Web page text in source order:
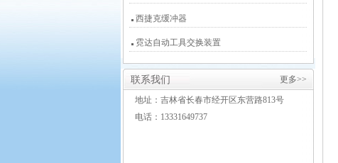
西捷克缓冲器
霓达自动工具交换装置
联系我们 更多>>
地址：吉林省长春市经开区东营路813号
电话：13331649737